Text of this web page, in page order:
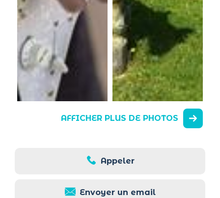
AFFICHER PLUS DE PHOTOS
Appeler
Envoyer un email